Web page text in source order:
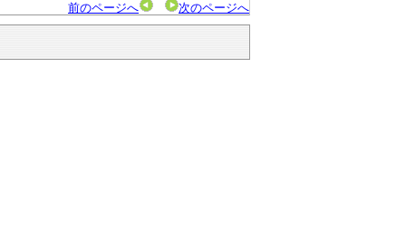
前のページへ 次のページへ